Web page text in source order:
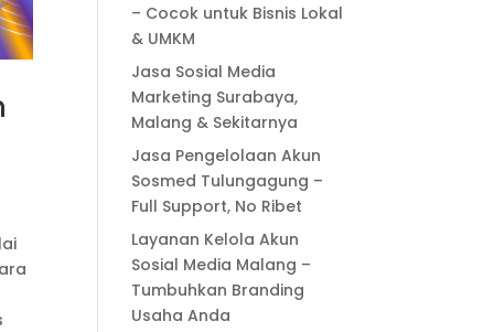
– Cocok untuk Bisnis Lokal
& UMKM
Jasa Sosial Media
Marketing Surabaya,
Malang & Sekitarnya
Jasa Pengelolaan Akun
Sosmed Tulungagung –
Full Support, No Ribet
Layanan Kelola Akun
Sosial Media Malang –
Tumbuhkan Branding
Usaha Anda